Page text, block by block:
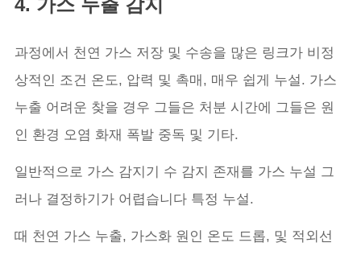
4. 가스 누출 감지
과정에서 천연 가스 저장 및 수송을 많은 링크가 비정
상적인 조건 온도, 압력 및 촉매, 매우 쉽게 누설. 가스
누출 어려운 찾을 경우 그들은 처분 시간에 그들은 원
인 환경 오염 화재 폭발 중독 및 기타.
일반적으로 가스 감지기 수 감지 존재를 가스 누설 그
러나 결정하기가 어렵습니다 특정 누설.
때 천연 가스 누출, 가스화 원인 온도 드롭, 및 적외선